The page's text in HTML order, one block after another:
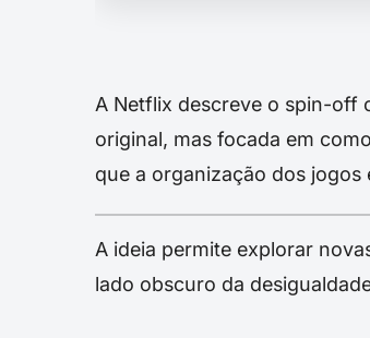
A Netflix descreve o spin-off
original, mas focada em
que a organização dos
A ideia permite explorar
lado obscuro da